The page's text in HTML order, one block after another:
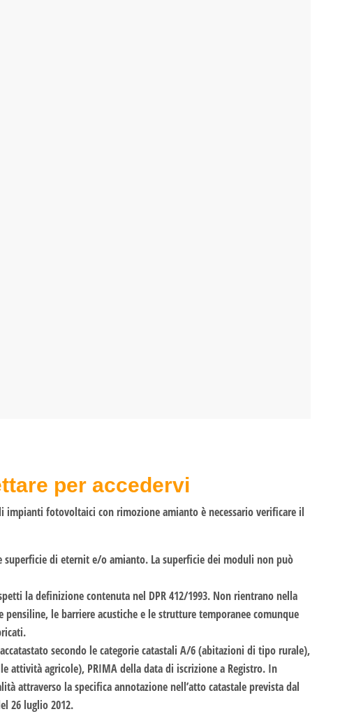
per accedervi
impianti fotovoltaici con rimozione amianto è necessario verificare il
di eternit e/o amianto. La superficie dei moduli non può
la definizione contenuta nel DPR 412/1993. Non rientrano nella
le barriere acustiche e le strutture temporanee comunque
secondo le categorie catastali A/6 (abitazioni di tipo rurale),
attività agricole), PRIMA della data di iscrizione a Registro. In
attraverso la specifica annotazione nell’atto catastale prevista dal
26 luglio 2012.